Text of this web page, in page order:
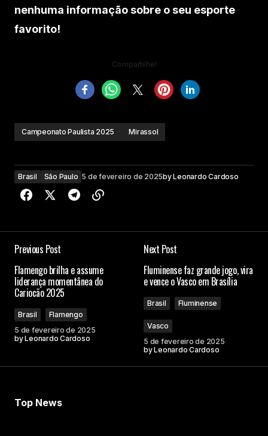
nenhuma informação sobre o seu esporte
favorito!
Compartilhe!
Campeonato Paulista 2025 Mirassol
Brasil São Paulo 5 de fevereiro de 2025byLeonardo Cardoso
Previous Post
Flamengo brilha e assume
liderança momentânea do
Cariocão 2025
Brasil
Flamengo
5 de fevereiro de 2025
byLeonardo Cardoso
Next Post
Fluminense faz grande jogo, vira
e vence o Vasco em Brasília
Brasil Fluminense
Vasco
5 de fevereiro de 2025
byLeonardo Cardoso
Top News